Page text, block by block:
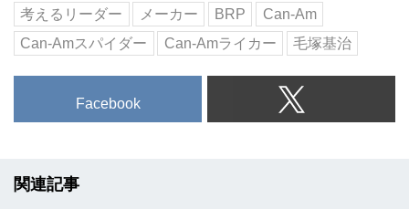
考えるリーダー メーカー BRP
Can-Am
Can-Amスパイダー
Can-Amライカー 毛塚基治
Facebook
関連記事